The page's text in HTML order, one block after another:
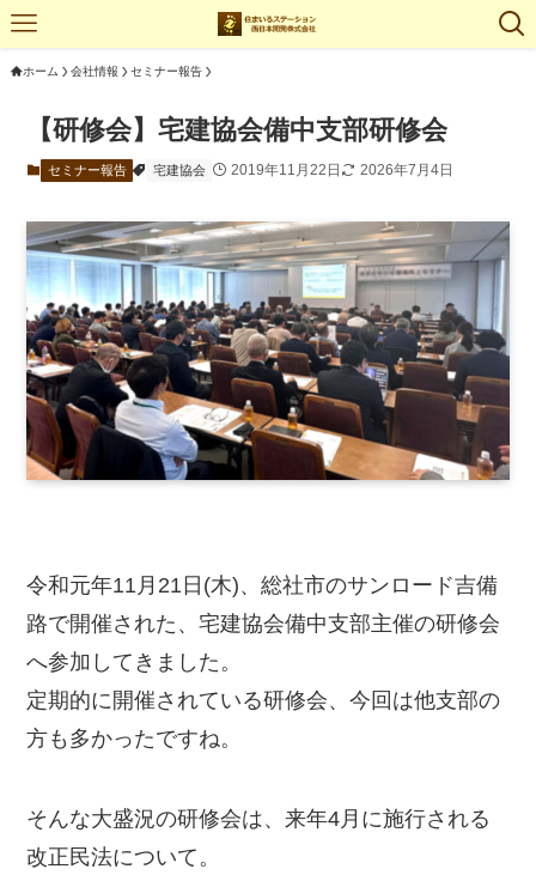
ホーム 会社情報 セミナー報告
【研修会】宅建協会備中支部研修会
セミナー報告 宅建協会 2019年11月22日 2026年7月4日
令和元年11月21日(木)、総社市のサンロード吉備
路で開催された、宅建協会備中支部主催の研修会
へ参加してきました。
定期的に開催されている研修会、今回は他支部の
方も多かったですね。
そんな大盛況の研修会は、来年4月に施行される
改正民法について。